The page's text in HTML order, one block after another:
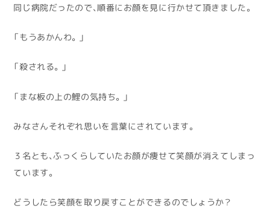
同じ病院だったので、順番にお顔を見に行かせて頂きました。
「もうあかんわ。」
「殺される。」
「まな板の上の鯉の気持ち。」
みなさんそれぞれ思いを言葉にされています。
３名とも、ふっくらしていたお顔が痩せて笑顔が消えてしまっ
ています。
どうしたら笑顔を取り戻すことができるのでしょうか？